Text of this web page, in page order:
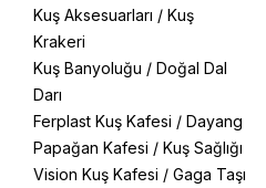
Kuş Aksesuarları / Kuş
Krakeri
Kuş Banyoluğu / Doğal Dal
Darı
Ferplast Kuş Kafesi / Dayang
Papağan Kafesi / Kuş Sağlığı
Vision Kuş Kafesi / Gaga Taşı